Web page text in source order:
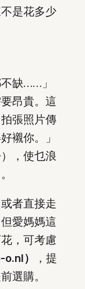
是花多少
缺……」
昂貴。這
張照片傳
襯你。」
，使乜浪
者直接走
愛媽媽這
，可考慮
）
，提
選購。